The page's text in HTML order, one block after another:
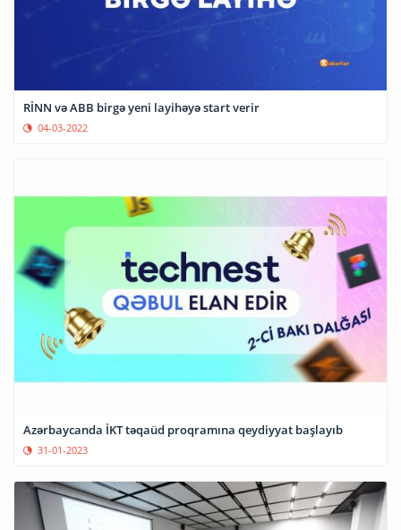
RİNN və ABB birgə yeni layihəyə start verir
04-03-2022
Azərbaycanda İKT təqaüd proqramına qeydiyyat başlayıb
31-01-2023